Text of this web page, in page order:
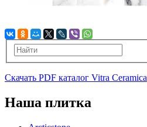
Скачать PDF каталог Vitra Ceramica
Наша плитка